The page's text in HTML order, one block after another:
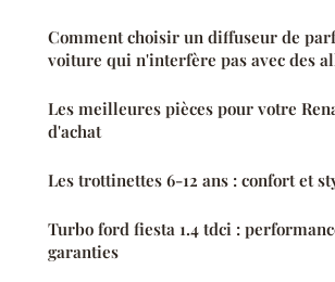
Comment choisir un diffuseur de
voiture qui n'interfère pas avec des
Les meilleures pièces pour votre
d'achat
Les trottinettes 6-12 ans : confort et
Turbo ford fiesta 1.4 tdci :
garanties